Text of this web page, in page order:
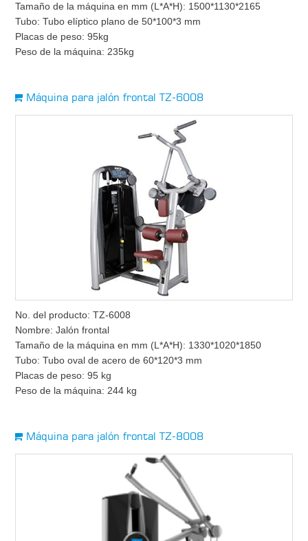
Tamaño de la máquina en mm (L*A*H): 1500*1130*2165
Tubo: Tubo elíptico plano de 50*100*3 mm
Placas de peso: 95kg
Peso de la máquina: 235kg
Máquina para jalón frontal TZ-6008
No. del producto: TZ-6008
Nombre: Jalón frontal
Tamaño de la máquina en mm (L*A*H): 1330*1020*1850
Tubo: Tubo oval de acero de 60*120*3 mm
Placas de peso: 95 kg
Peso de la máquina: 244 kg
Máquina para jalón frontal TZ-8008